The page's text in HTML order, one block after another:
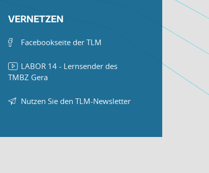
VERNETZEN
Facebookseite der TLM
LABOR 14 - Lernsender des
TMBZ Gera
Nutzen Sie den TLM-Newsletter